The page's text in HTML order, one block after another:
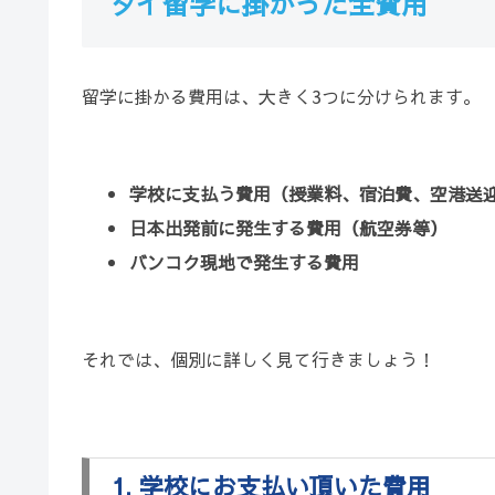
留学に掛かる費用は、大きく3つに分けられます。
学校に支払う費用（授業料、宿泊費、空港送
日本出発前に発生する費用（航空券等）
バンコク現地で発生する費用
それでは、個別に詳しく見て行きましょう！
1. 学校にお支払い頂いた費用